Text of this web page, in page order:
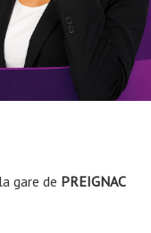
gare de PREIGNAC